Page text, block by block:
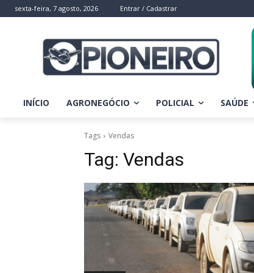
sexta-feira, 7 agosto, 2026 Entrar / Cadastrar
INÍCIO AGRONEGÓCIO POLICIAL SAÚDE
Tags Vendas
Tag: Vendas